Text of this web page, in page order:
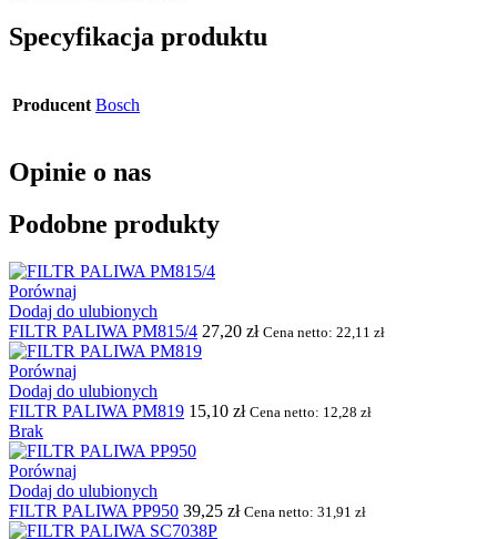
Specyfikacja produktu
Producent Bosch
Opinie o nas
Podobne produkty
Porównaj
Dodaj do ulubionych
FILTR PALIWA PM815/4 27,20 zł Cena netto: 22,11 zł
Porównaj
Dodaj do ulubionych
FILTR PALIWA PM819 15,10 zł Cena netto: 12,28 zł
Brak
Porównaj
Dodaj do ulubionych
FILTR PALIWA PP950 39,25 zł Cena netto: 31,91 zł